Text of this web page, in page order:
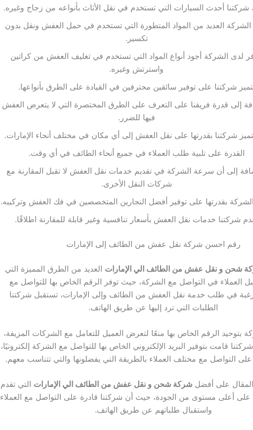
شركتنا أحدث السيارات التي تستخدم في نقل الأثاث بأنواعه من زجاج وغيره.
الشركة العديد من المواد المتطورة التي تستخدم في حمل العفش ونقل بدون
تكسير.
لدى الشركة أجود أنواع المواد التي تستخدم في تغليف العفش من كراتين
واسترتش وغيره.
شركتنا على توفير سائقين محترفين في القيادة على الطرق بأنواعها.
إلى قدرة فريقنا على التعرف على الطرق المختصرة التي لا يتعرض العفش
فيها للضرر.
شركتنا بقدرتها على نقل العفش إلى أي مكان في مختلف أنحاء الإمارات.
القدرة على تلبية طلب العملاء في جميع أنحاء الطائف في أي وقت.
إلى أن سرعة الشركة في تقديم خدمات نقل العفش لا تقبل المقارنة مع
شركات النقل الأخرى.
الشركة بقدرتها على توفير أفضل النجارين المتخصصين في فك العفش وتركيبه.
شركتنا خدمات نقل العفش بأسعار تنافسية وغير قابلة للمقارنة اطلاقًا.
رقم احسن شركة نقل عفش من الطائف إلى الإمارات
شحن و نقل عفش من الطائف الي الإمارات العديد من الطرق المميزة التي
العملاء في التواصل مع الشركة، حيث توفر الرقم الخاص بها للتواصل مع
في طلب خدمة نقل العفش من الطائف وإلى الإمارات، تستقبل شركتنا
الطلبات التي ترد إليها عن طريق الهاتف.
بتوحيد الرقم الخاص بها منعًا لتعرض العميل للتعامل مع الشركات المزيفة،
قامت بتوفير البريد الإلكتروني الخاص بها للتواصل مع الشركة إلكترونيًا،
التواصل مع مختلف العملاء بالطريقة التي يفضلونها والتي تتناسب معهم.
المقال على أفضلشركة شحن و نقل عفش من الطائف الي الإمارات التي تقدم
أعلى مستوى من الجودة، حيث أن شركتنا قادرة على التواصل مع العملاء
واستقبال طلباتهم عن طريق الهاتف.